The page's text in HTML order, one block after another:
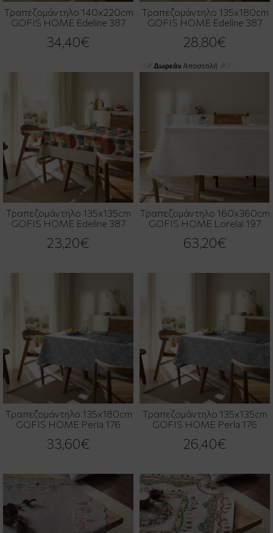
Τραπεζομάντηλο 140x220cm
GOFIS HOME Edeline 387
34,40€
Τραπεζομάντηλο 135x180cm
GOFIS HOME Edeline 387
28,80€
Τραπεζομάντηλο 135x135cm
GOFIS HOME Edeline 387
23,20€
Τραπεζομάντηλο 160x360cm
GOFIS HOME Lorelai 197
63,20€
Τραπεζομάντηλο 135x180cm
GOFIS HOME Perla 176
33,60€
Τραπεζομάντηλο 135x135cm
GOFIS HOME Perla 176
26,40€